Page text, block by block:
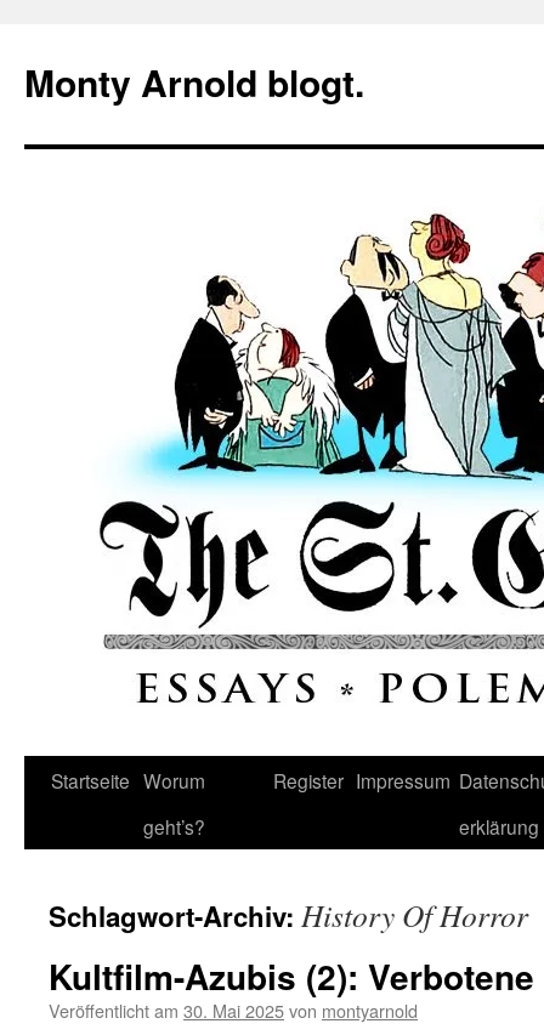
springen
Monty Arnold blogt.
Startseite Worum
geht’s?
Register Impressum
erklärung
Schlagwort-Archiv: History Of Horror
Kultfilm-Azubis (2):
Veröffentlicht am 30. Mai 2025von montyarnold